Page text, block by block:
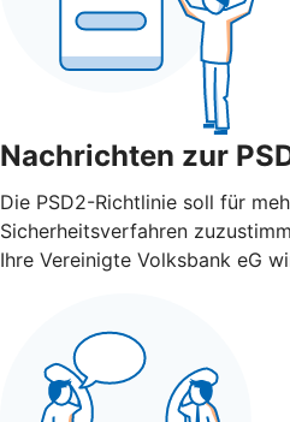
Nachrichten zur
Die PSD2-Richtlinie soll für
Sicherheitsverfahren
Ihre Vereinigte Volksbank eG